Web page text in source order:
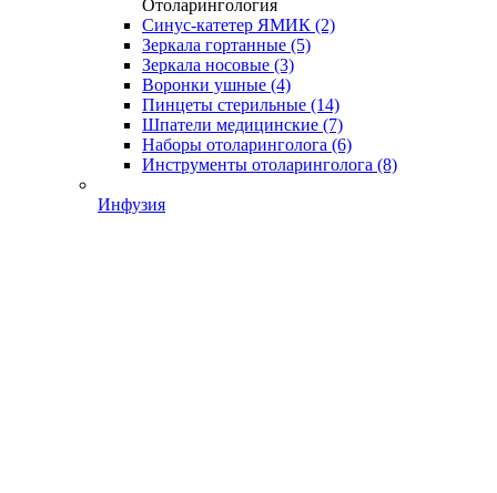
Отоларингология
Синус-катетер ЯМИК (2)
Зеркала гортанные (5)
Зеркала носовые (3)
Воронки ушные (4)
Пинцеты стерильные (14)
Шпатели медицинские (7)
Наборы отоларинголога (6)
Инструменты отоларинголога (8)
Инфузия